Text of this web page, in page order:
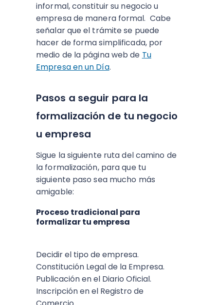
informal, constituir su negocio u
empresa de manera formal. Cabe
señalar que el trámite se puede
hacer de forma simplificada, por
medio de la página web de Tu
Empresa en un Día.
Pasos a seguir para la
formalización de tu negocio
u empresa
Sigue la siguiente ruta del camino de
la formalización, para que tu
siguiente paso sea mucho más
amigable:
Proceso tradicional para
formalizar tu empresa
Decidir el tipo de empresa.
Constitución Legal de la Empresa.
Publicación en el Diario Oficial.
Inscripción en el Registro de